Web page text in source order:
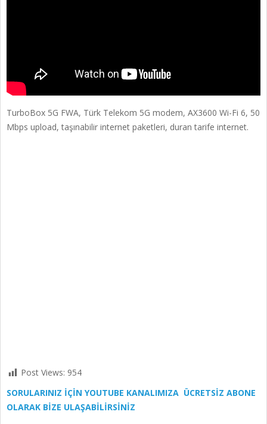
TurboBox 5G FWA, Türk Telekom 5G modem, AX3600 Wi-Fi 6, 50
Mbps upload, taşınabilir internet paketleri, duran tarife internet.
Post Views: 954
SORULARINIZ İÇİN YOUTUBE KANALIMIZA ÜCRETSİZ ABONE
OLARAK BİZE ULAŞABİLİRSİNİZ